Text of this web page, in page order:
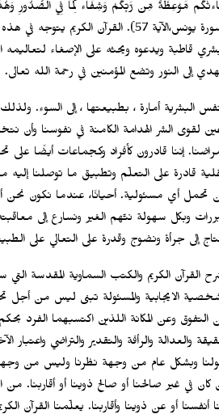
مَّوْعِظَةٌ مِّن رَّبِّكُمْ وَشِفَاء لِّمَا فِي الصُّدُورِ
(سورة يونس،الآية 57). القرآن الكريم
قاطبة ويدعوه ويحثه على الإصغاء
إلى النور وتضع المؤمنين في رحمة الله تعالى.
البشرية أمارة ، بطبيعتها ، إلى السوء.
لقوى الشر الهدامة الكامنة في نفوسنا وأن نتخذ
إننا قادرون كأفراد وكجماعات أيضًا على
قادرة على التعلّم وتطبيق ما توصلنا إليه
تحمل أي مسئولية. أحيانًا، عندما نكون
وبكل سهولة نتّهم الغير ونسارع إلى
إلى جرأة ونضوج وقدرة على التعالي على
القرآن الكريم والكتب السماوية المقدسة
الايجابية والمسئولة تبنى ليس من
التفوق وعن المكانة اللذين اكتسبهما الفرد
والعدالة والرأفة والتقدير والتراضي
وبشكل عام من وجهة نظرنا وليس من وجهة
كان في غير صالحنا أو صالح ذوينا أو
أنفسنا أو عن ذوينا وأقاربنا. يعلّمنا